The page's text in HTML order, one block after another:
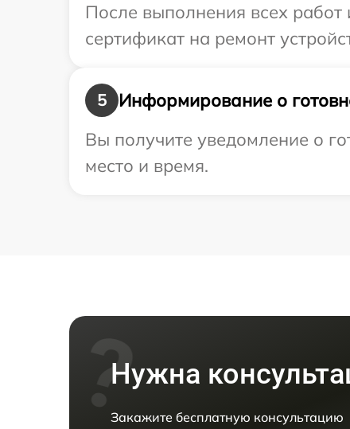
После выполнения всех
сертификат на ремонт
5
Информирование о
Вы получите уведомление о
место и время.
Нужна
Закажите бесплатную консультацию